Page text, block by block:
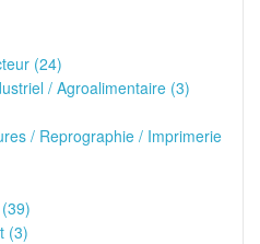
(24)
/ Agroalimentaire (3)
/ Reprographie / Imprimerie
(3)